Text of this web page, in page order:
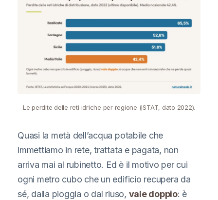
Le perdite delle reti idriche per regione (ISTAT, dato 2022).
Quasi la metà dell’acqua potabile che
immettiamo in rete, trattata e pagata, non
arriva mai al rubinetto. Ed è il motivo per cui
ogni metro cubo che un edificio recupera da
sé, dalla pioggia o dal riuso, vale doppio: è